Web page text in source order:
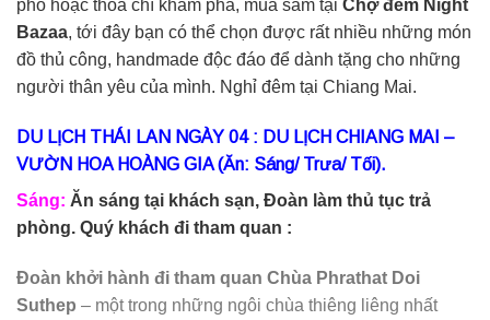
phố hoặc thỏa chí khám phá, mua sắm tại Chợ đêm Night
Bazaa, tới đây bạn có thể chọn được rất nhiều những món
đồ thủ công, handmade độc đáo để dành tặng cho những
người thân yêu của mình. Nghỉ đêm tại Chiang Mai.
DU LỊCH THÁI LAN NGÀY 04 : DU LỊCH CHIANG MAI –
VƯỜN HOA HOÀNG GIA (Ăn: Sáng/ Trưa/ Tối).
Sáng: Ăn sáng tại khách sạn, Đoàn làm thủ tục trả
phòng. Quý khách đi tham quan :
Đoàn khởi hành đi tham quan Chùa Phrathat Doi
Suthep – một trong những ngôi chùa thiêng liêng nhất